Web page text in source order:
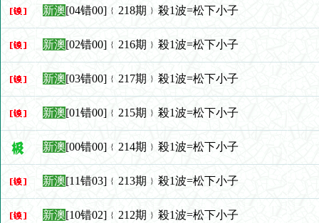
新澳[04错00]﹛218期﹜殺1波=松下小子
新澳[02错00]﹛216期﹜殺1波=松下小子
新澳[03错00]﹛217期﹜殺1波=松下小子
新澳[01错00]﹛215期﹜殺1波=松下小子
新澳[00错00]﹛214期﹜殺1波=松下小子
新澳[11错03]﹛213期﹜殺1波=松下小子
新澳[10错02]﹛212期﹜殺1波=松下小子